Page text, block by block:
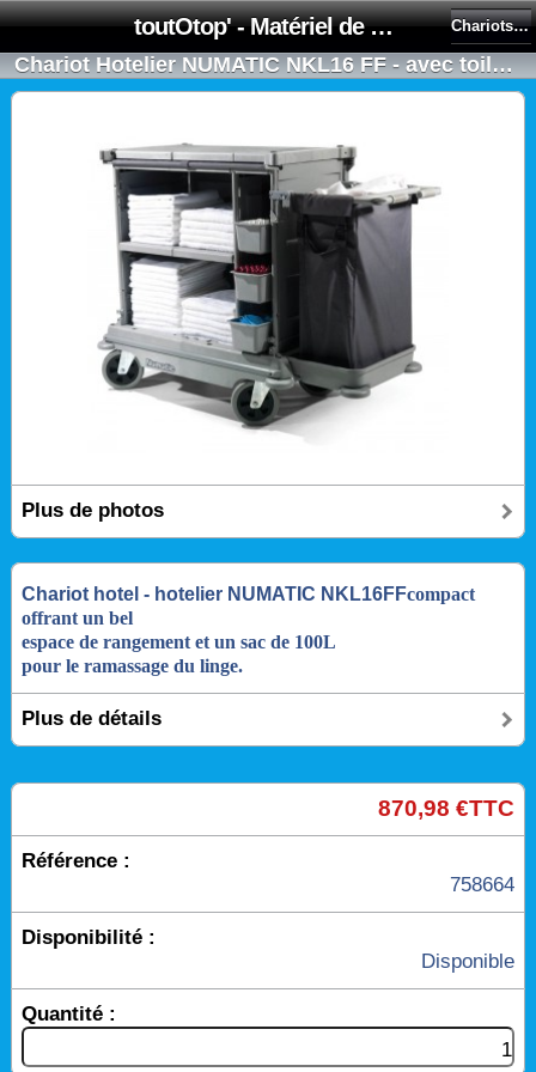
toutOtop' - Matériel de nettoyage, produit d'entretien, lubrifiant pour professionnel et particulier Chariots hôteliers
Chariot Hotelier NUMATIC NKL16 FF - avec toile occultante
Plus de photos
Chariot hotel - hotelier NUMATIC NKL16FFcompact
offrant un bel
espace de rangement et un sac de 100L
pour le ramassage du linge.
Plus de détails
870,98 €TTC
Référence :
758664
Disponibilité :
Disponible
Quantité :